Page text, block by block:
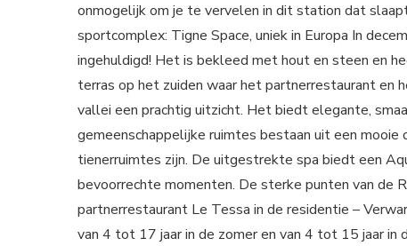
onmogelijk om je te vervelen in dit station dat
sportcomplex: Tigne Space, uniek in Europa In
ingehuldigd! Het is bekleed met hout en steen en
terras op het zuiden waar het partnerrestaurant en
vallei een prachtig uitzicht. Het biedt elegante,
gemeenschappelijke ruimtes bestaan uit een
tienerruimtes zijn. De uitgestrekte spa biedt een
bevoorrechte momenten. De sterke punten van de
partnerrestaurant Le Tessa in de residentie –
van 4 tot 17 jaar in de zomer en van 4 tot 15 jaar